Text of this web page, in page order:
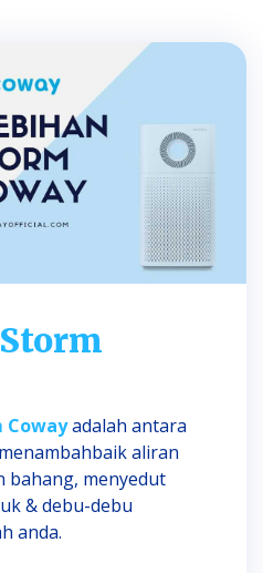
Cowayadalah antara
aliran
bahang, menyedut
& debu-debu
anda.